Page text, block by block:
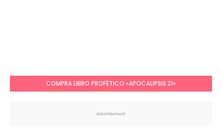
COMPRA LIBRO PROFÉTICO «APOCALIPSIS 21»